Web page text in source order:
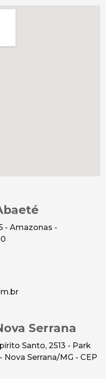
- Amazonas -
Serrana
Santo, 2513 - Park
Serrana/MG - CEP